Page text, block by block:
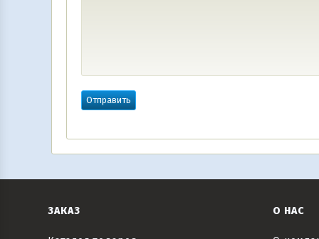
ЗАКАЗ О НАС